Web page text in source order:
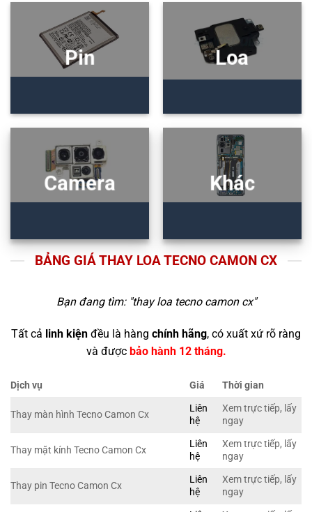
Pin Loa
Camera Khác
BẢNG GIÁ THAY LOA TECNO CAMON CX
Bạn đang tìm: "thay loa tecno camon cx"
Tất cả linh kiện đều là hàng chính hãng, có xuất xứ rõ ràng
và được bảo hành 12 tháng.
Dịch vụ Giá Thời gian
Thay màn hình Tecno Camon Cx
Liên
hệ
Xem trực tiếp, lấy
ngay
Thay mặt kính Tecno Camon Cx
Liên
hệ
Xem trực tiếp, lấy
ngay
Thay pin Tecno Camon Cx
Liên
hệ
Xem trực tiếp, lấy
ngay